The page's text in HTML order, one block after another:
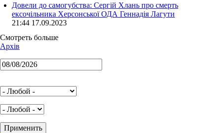
Довели до самогубства: Сергій Хлань про смерть
ексочільника Херсонської ОДА Геннадія Лагути
21:44 17.09.2023
Смотреть больше
Архів